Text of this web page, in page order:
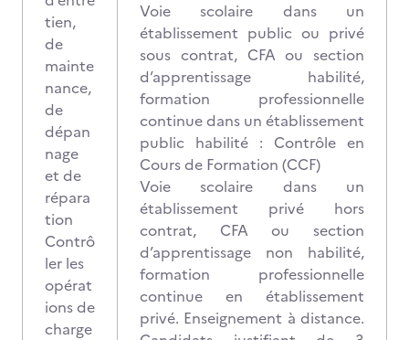
tien,
de
mainte
nance,
de
dépan
nage
et de
répara
tion
Contrô
ler les
opérat
ions de
charge
Voie scolaire dans un
établissement public ou privé
sous contrat, CFA ou section
d’apprentissage habilité,
formation professionnelle
continue dans un établissement
public habilité : Contrôle en
Cours de Formation (CCF)
Voie scolaire dans un
établissement privé hors
contrat, CFA ou section
d’apprentissage non habilité,
formation professionnelle
continue en établissement
privé. Enseignement à distance.